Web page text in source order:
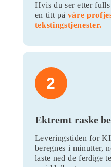
Hvis du ser etter
en titt på våre
tekstingstjenester.
2
Ektremt raske
Leveringstiden for
beregnes i minutter,
laste ned de ferdige